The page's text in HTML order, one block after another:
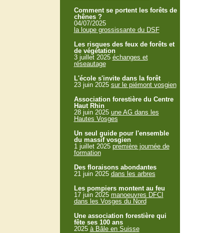
Comment se portent les forêts de
chênes ?
04/07/2025
la loupe grossissante du DSF
Les risques des feux de forêts et
de végétation
3 juillet 2025 échanges et
réseautage
L'école s'invite dans la forêt
23 juin 2025 sur le piémont vosgien
Association forestière du Centre
Haut Rhin
28 juin 2025 une AG dans les
Hautes Vosges
Un seul guide pour l'ensemble
du massif vosgien
1 juillet 2025 première journée de
formation
Des floraisons abondantes
21 juin 2025 dans les arbres
Les pompiers montent au feu
17 juin 2025 manoeuvres DFCI
dans les Vosges du Nord
Une association forestière qui
fête ses 100 ans
2025 à Bâle en Suisse